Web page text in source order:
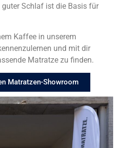
Schlaf ist die Basis für
Kaffee in unserem
und mit dir
Matratze zu finden.
Matratzen-Showroom